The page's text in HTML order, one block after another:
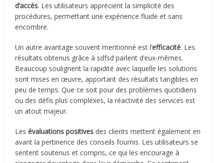
d’accès. Les utilisateurs apprécient la simplicité des
procédures, permettant une expérience fluide et sans
encombre.
Un autre avantage souvent mentionné est l’efficacité. Les
résultats obtenus grâce à sdfsd parlent d’eux-mêmes.
Beaucoup soulignent la rapidité avec laquelle les solutions
sont mises en œuvre, apportant des résultats tangibles en
peu de temps. Que ce soit pour des problèmes quotidiens
ou des défis plus complexes, la réactivité des services est
un atout majeur.
Lesévaluations positives des clients mettent également en
avant la pertinence des conseils fournis. Les utilisateurs se
sentent soutenus et compris, ce qui les encourage à